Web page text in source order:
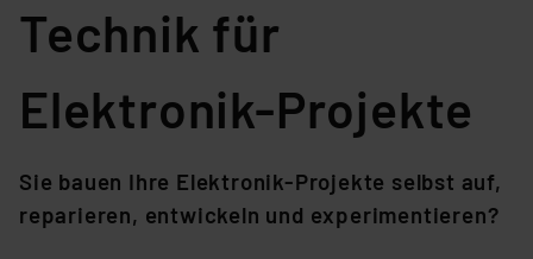
Technik für
Elektronik-Projekte
Sie bauen Ihre Elektronik-Projekte selbst auf,
reparieren, entwickeln und experimentieren?